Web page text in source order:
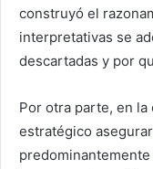
construyó el
interpretativas se
descartadas y por
Por otra parte, en
estratégico